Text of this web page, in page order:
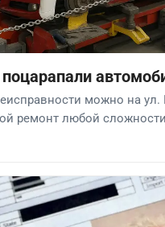
можно на ул.
ремонт любой